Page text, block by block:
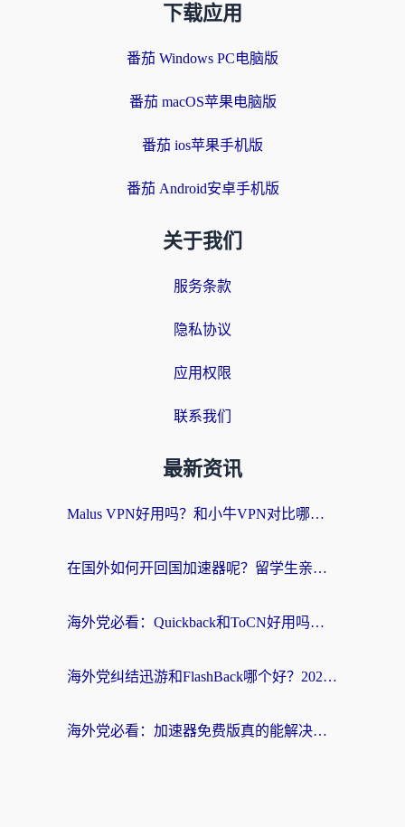
下载应用
番茄 Windows PC电脑版
番茄 macOS苹果电脑版
番茄 ios苹果手机版
番茄 Android安卓手机版
关于我们
服务条款
隐私协议
应用权限
联系我们
最新资讯
Malus VPN好用吗？和小牛VPN对比哪个回国效果更好？海外党亲测实用指南
在国外如何开回国加速器呢？留学生亲测的无缝访问国内资源指南
海外党必看：Quickback和ToCN好用吗？3分钟选对回国加速器的实用指南
海外党纠结迅游和FlashBack哪个好？2026实用指南教你选对回国加速器
海外党必看：加速器免费版真的能解决回国访问难题吗？附实用选择指南